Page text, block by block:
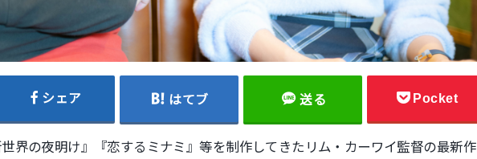
シェア はてブ 送る Pocket
界の夜明け』『恋するミナミ』等を制作してきたリム・カーワイ監督の最新作